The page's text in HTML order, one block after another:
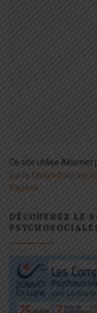
Ce site utilise Akismet
sur la façon dont les
traitées
DÉCOUVREZ LE